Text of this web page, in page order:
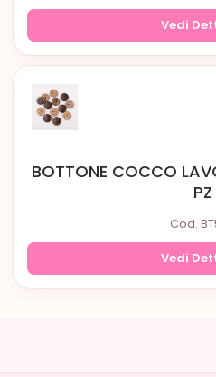
Vedi
BOTTONE COCCO
PZ
Cod.
Vedi